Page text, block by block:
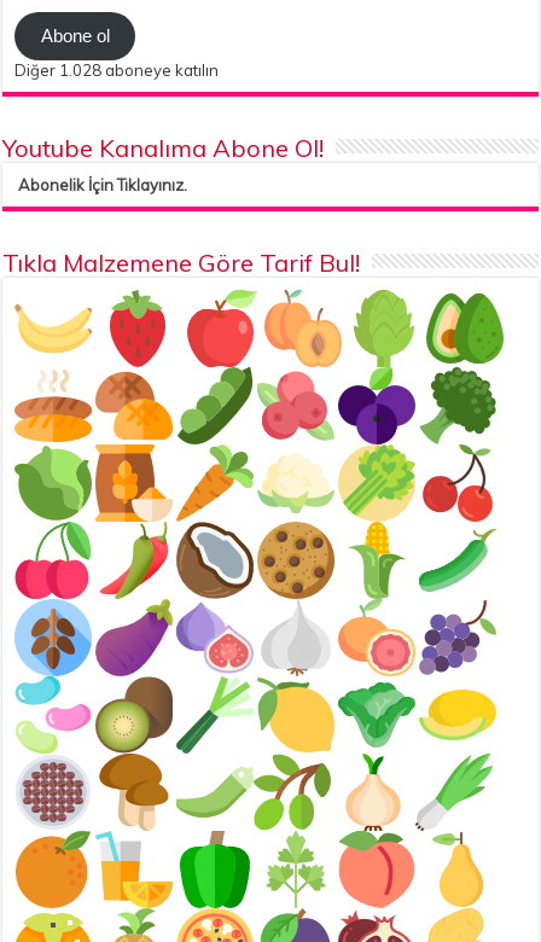
Abone ol
Diğer 1.028 aboneye katılın
Youtube Kanalıma Abone Ol!
Abonelik İçin Tıklayınız.
Tıkla Malzemene Göre Tarif Bul!